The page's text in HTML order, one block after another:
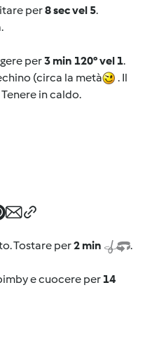
per8 sec vel 5.
per3 min 120° vel 1.
(circa la metà
. Il
in caldo.
Tostare per2 min .
e cuocere per 14